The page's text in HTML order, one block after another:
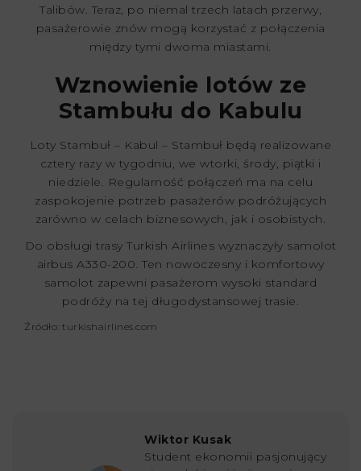
Talibów. Teraz, po niemal trzech latach przerwy,
pasażerowie znów mogą korzystać z połączenia
między tymi dwoma miastami.
Wznowienie lotów ze
Stambułu do Kabulu
Loty Stambuł – Kabul – Stambuł będą realizowane
cztery razy w tygodniu, we wtorki, środy, piątki i
niedziele. Regularność połączeń ma na celu
zaspokojenie potrzeb pasażerów podróżujących
zarówno w celach biznesowych, jak i osobistych.
Do obsługi trasy Turkish Airlines wyznaczyły samolot
airbus A330-200. Ten nowoczesny i komfortowy
samolot zapewni pasażerom wysoki standard
podróży na tej długodystansowej trasie.
Źródło: turkishairlines.com
Wiktor Kusak
Student ekonomii pasjonujący